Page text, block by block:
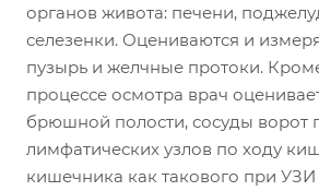
органов живота: печени,
селезенки. Оцениваются и
пузырь и желчные протоки.
процессе осмотра врач
брюшной полости, сосуды ворот
лимфатических узлов по ходу
кишечника как такового при